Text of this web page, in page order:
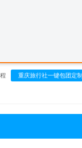
重庆旅行社一键包团定制